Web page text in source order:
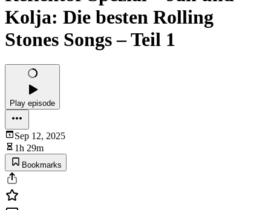
Kolja: Die besten Rolling
Stones Songs – Teil 1
Play episode
Sep 12, 2025
1h 29m
Bookmarks